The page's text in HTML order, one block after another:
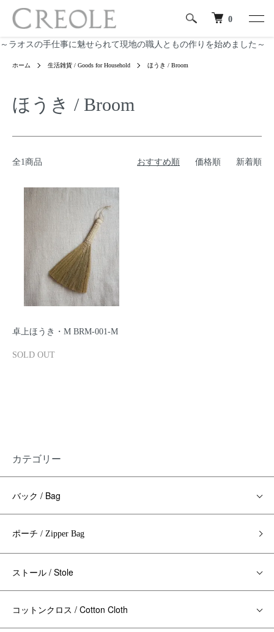
～ラオスの手仕事に魅せられて現地の職人ともの作りを始めました～
0
ホーム 生活雑貨 / Goods for Household ほうき / Broom
ほうき / Broom
全1商品 おすすめ順 価格順 新着順
卓上ほうき・M BRM-001-M
SOLD OUT
カテゴリー
バック / Bag
ポーチ / Zipper Bag
ストール / Stole
コットンクロス / Cotton Cloth